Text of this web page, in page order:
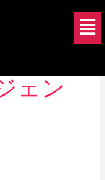
メ
ニ
ュ
脅
ェン